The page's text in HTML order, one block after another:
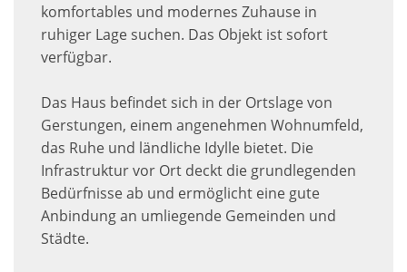
komfortables und modernes Zuhause in
ruhiger Lage suchen. Das Objekt ist sofort
verfügbar.
Das Haus befindet sich in der Ortslage von
Gerstungen, einem angenehmen Wohnumfeld,
das Ruhe und ländliche Idylle bietet. Die
Infrastruktur vor Ort deckt die grundlegenden
Bedürfnisse ab und ermöglicht eine gute
Anbindung an umliegende Gemeinden und
Städte.